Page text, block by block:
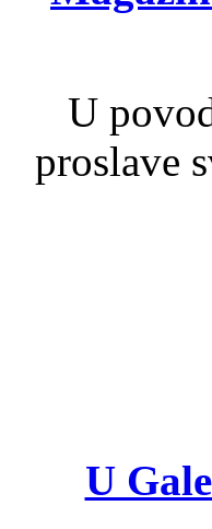
U
proslave
U